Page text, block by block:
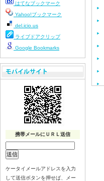
はてなブックマーク
Yahoo!ブックマーク
del.icio.us
ライブドアクリップ
Google Bookmarks
携帯メールにＵＲＬ送信
ケータイメールアドレスを入力
して送信ボタンを押せば、メー